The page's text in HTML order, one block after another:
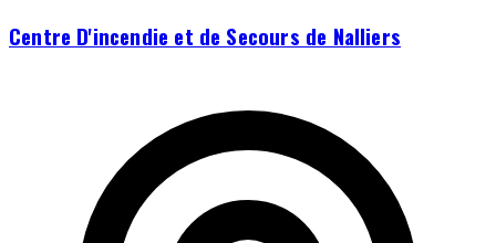
Centre D'incendie et de Secours de Nalliers